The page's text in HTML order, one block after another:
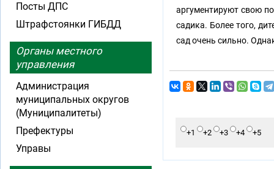
аргументируют свою
садика. Более того,
сад очень сильно.
+1 +2 +3 +4 +5
Посты ДПС
Штрафстоянки ГИБДД
Органы местного
управления
Администрация
муниципальных округов
(Муниципалитеты)
Префектуры
Управы